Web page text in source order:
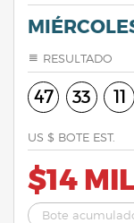
RESULTADO
47 33 11
US $ BOTE EST.
$14
Bote